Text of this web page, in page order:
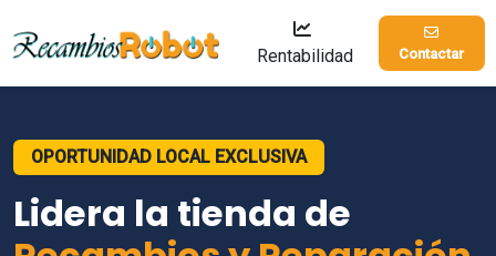
Rentabilidad Contactar
OPORTUNIDAD LOCAL EXCLUSIVA
Lidera la tienda de